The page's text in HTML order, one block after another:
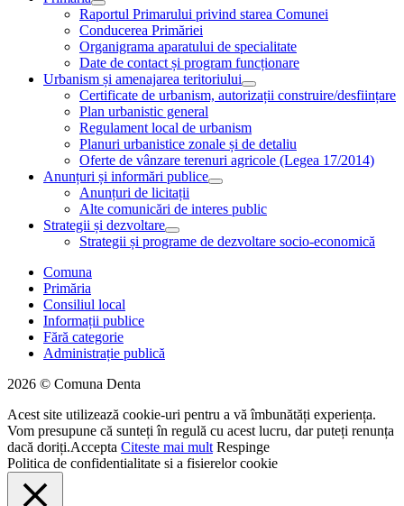
Raportul Primarului privind starea Comunei
Conducerea Primăriei
Organigrama aparatului de specialitate
Date de contact și program funcționare
Urbanism și amenajarea teritoriului
Certificate de urbanism, autorizații construire/desființare
Plan urbanistic general
Regulament local de urbanism
Planuri urbanistice zonale și de detaliu
Oferte de vânzare terenuri agricole (Legea 17/2014)
Anunțuri și informări publice
Anunțuri de licitații
Alte comunicări de interes public
Strategii și dezvoltare
Strategii și programe de dezvoltare socio-economică
Comuna
Primăria
Consiliul local
Informații publice
Fără categorie
Administrație publică
2026 © Comuna Denta
Acest site utilizează cookie-uri pentru a vă îmbunătăți experiența.
Vom presupune că sunteți în regulă cu acest lucru, dar puteți renunța
dacă doriți.Accepta Citeste mai mult Respinge
Politica de confidentialitate si a fisierelor cookie